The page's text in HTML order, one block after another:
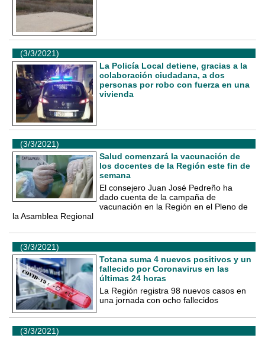
(3/3/2021)
La Policía Local detiene, gracias a la
colaboración ciudadana, a dos
personas por robo con fuerza en una
vivienda
(3/3/2021)
Salud comenzará la vacunación de
los docentes de la Región este fin de
semana
El consejero Juan José Pedreño ha
dado cuenta de la campaña de
vacunación en la Región en el Pleno de
la Asamblea Regional
(3/3/2021)
Totana suma 4 nuevos positivos y un
fallecido por Coronavirus en las
últimas 24 horas
La Región registra 98 nuevos casos en
una jornada con ocho fallecidos
(3/3/2021)